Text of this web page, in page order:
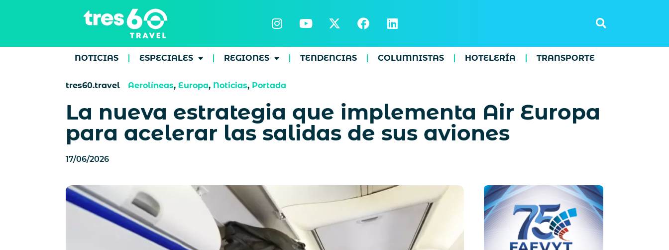
NOTICIAS ESPECIALES REGIONES TENDENCIAS COLUMNISTAS HOTELERÍA TRANSPORTE
tres60.travel Aerolíneas, Europa, Noticias, Portada
La nueva estrategia que implementa Air Europa
para acelerar las salidas de sus aviones
17/06/2026